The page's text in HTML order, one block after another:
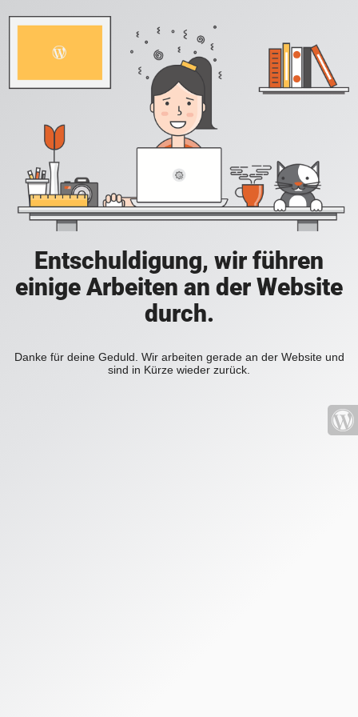
Entschuldigung, wir führen
einige Arbeiten an der Website
durch.
Danke für deine Geduld. Wir arbeiten gerade an der Website und
sind in Kürze wieder zurück.